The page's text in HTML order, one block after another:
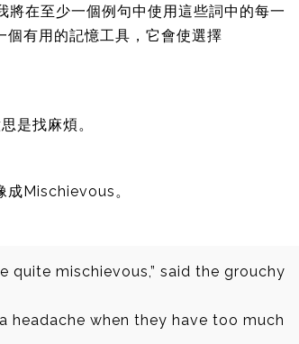
在至少一個例句中使用這些詞中的每一
有用的記憶工具，它會使選擇
是找麻煩。
成Mischievous。
quite mischievous,” said the grouchy
headache when they have too much